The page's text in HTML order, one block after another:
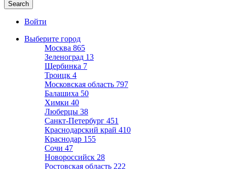
Войти
Выберите город
Москва 865
Зеленоград 13
Щербинка 7
Троицк 4
Московская область 797
Балашиха 50
Химки 40
Люберцы 38
Санкт-Петербург 451
Краснодарский край 410
Краснодар 155
Сочи 47
Новороссийск 28
Ростовская область 222